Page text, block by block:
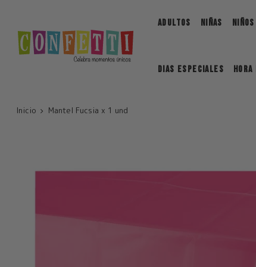
ADULTOS
NIÑAS NIÑOS
DIAS ESPECIALES Hora
Inicio Mantel Fucsia x 1 und